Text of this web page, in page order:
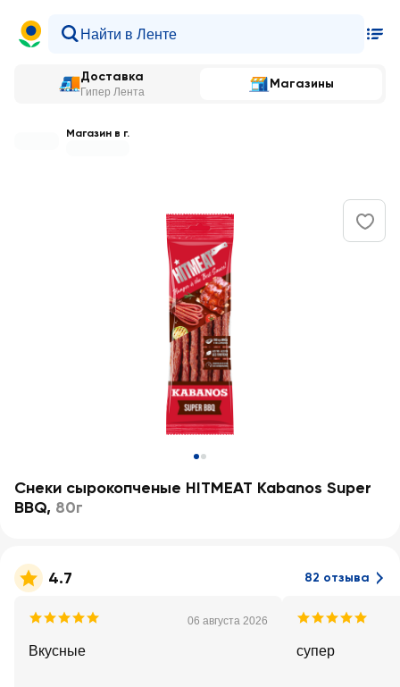
Доставка
Гипер Лента
Магазины
Магазин в г.
Снеки сырокопченые HITMEAT Kabanos Super
BBQ, 80г
4.7 82 отзыва
06 августа 2026
Вкусные супер